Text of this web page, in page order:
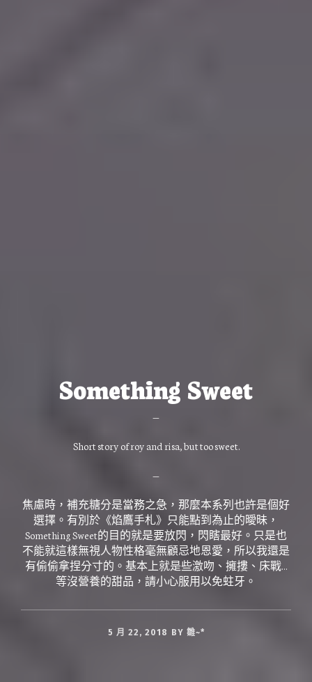
Something Sweet
—
Short story of roy and risa, but too sweet.
—
焦慮時，補充糖分是當務之急，那麼本系列也許是個好
選擇。有別於《焰鷹手札》只能點到為止的曖昧，
Something Sweet的目的就是要放閃，閃瞎最好。只是也
不能就這樣無視人物性格毫無顧忌地恩愛，所以我還是
有偷偷拿捏分寸的。基本上就是些激吻、擁摟、床戰…
等沒營養的甜品，請小心服用以免蛀牙。
5 月 22, 2018 BY 雛~*